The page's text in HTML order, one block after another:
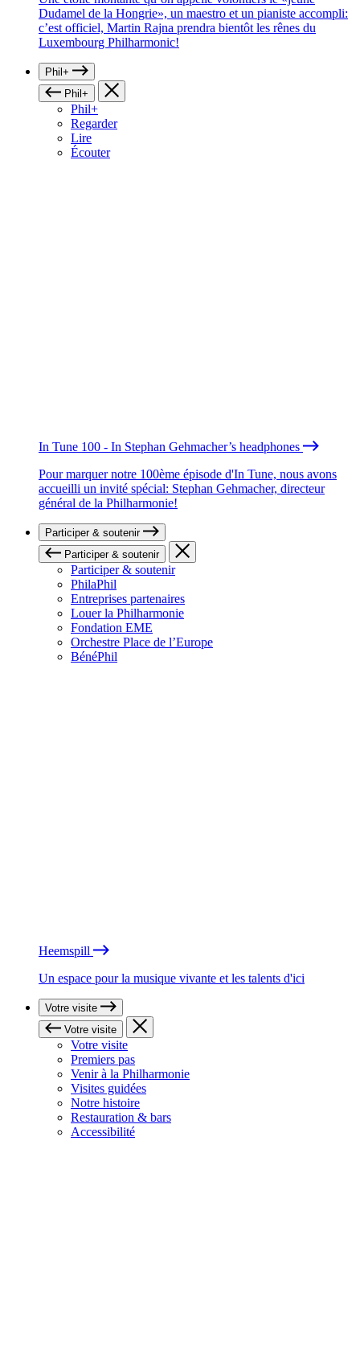
Dudamel de la Hongrie», un maestro et un pianiste accompli:
c’est officiel, Martin Rajna prendra bientôt les rênes du
Luxembourg Philharmonic!
Phil+
Phil+
Phil+
Regarder
Lire
Écouter
In Tune 100 - In Stephan Gehmacher’s headphones
Pour marquer notre 100ème épisode d'In Tune, nous avons
accueilli un invité spécial: Stephan Gehmacher, directeur
général de la Philharmonie!
Participer & soutenir
Participer & soutenir
Participer & soutenir
PhilaPhil
Entreprises partenaires
Louer la Philharmonie
Fondation EME
Orchestre Place de l’Europe
BénéPhil
Heemspill
Un espace pour la musique vivante et les talents d'ici
Votre visite
Votre visite
Votre visite
Premiers pas
Venir à la Philharmonie
Visites guidées
Notre histoire
Restauration & bars
Accessibilité